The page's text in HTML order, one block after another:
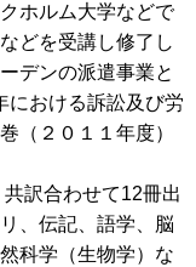
ホルム大学などで
どを受講し修了し
デンの派遣事業と
における訴訟及び労
（２０１１年度）
訳合わせて12冊出
、伝記、語学、脳
科学（生物学）な